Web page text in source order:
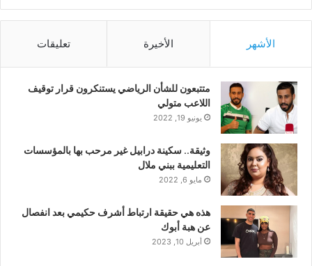
الأشهر الأخيرة تعليقات
متتبعون للشأن الرياضي يستنكرون قرار توقيف
اللاعب متولي
يونيو 19, 2022
وثيقة.. سكينة درابيل غير مرحب بها بالمؤسسات
التعليمية ببني ملال
مايو 6, 2022
هذه هي حقيقة ارتباط أشرف حكيمي بعد انفصال
عن هبة أبوك
أبريل 10, 2023